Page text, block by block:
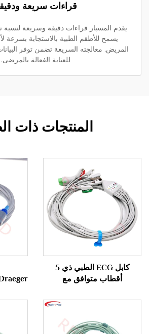
قراءات سريعة
يقدم المسبار قراءات دقيقة وسريعة لنسبة
يسمح للأطقم الطبية بالاستجابة بسرعة
المريض. معالجته السريعة تضمن توفر
للعناية الفعالة بالمرضى.
المنتجات ذات
كابل ECG الطبي ذي 5
أقطاب متوافق مع
وفقًا لمعايير AHA
Venni